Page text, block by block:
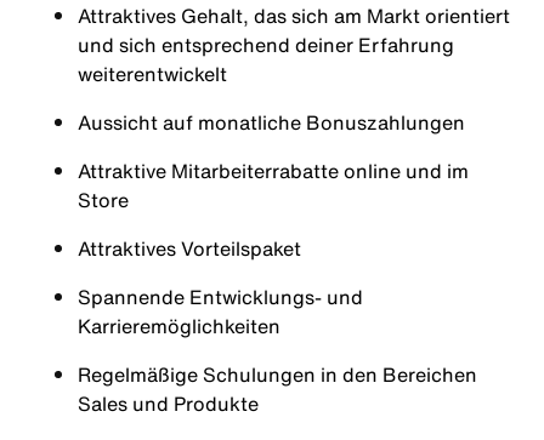
Attraktives Gehalt, das sich am Markt orientiert
und sich entsprechend deiner Erfahrung
weiterentwickelt
Aussicht auf monatliche Bonuszahlungen
Attraktive Mitarbeiterrabatte online und im
Store
Attraktives Vorteilspaket
Spannende Entwicklungs- und
Karrieremöglichkeiten
Regelmäßige Schulungen in den Bereichen
Sales und Produkte